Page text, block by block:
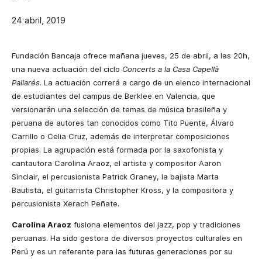
24 abril, 2019
Fundación Bancaja ofrece mañana jueves, 25 de abril, a las 20h,
una nueva actuación del ciclo Concerts a la Casa Capellà
Pallarés. La actuación correrá a cargo de un elenco internacional
de estudiantes del campus de Berklee en Valencia, que
versionarán una selección de temas de música brasileña y
peruana de autores tan conocidos como Tito Puente, Álvaro
Carrillo o Celia Cruz, además de interpretar composiciones
propias. La agrupación está formada por la saxofonista y
cantautora Carolina Araoz, el artista y compositor Aaron
Sinclair, el percusionista Patrick Graney, la bajista Marta
Bautista, el guitarrista Christopher Kross, y la compositora y
percusionista Xerach Peñate.
Carolina Araoz fusiona elementos del jazz, pop y tradiciones
peruanas. Ha sido gestora de diversos proyectos culturales en
Perú y es un referente para las futuras generaciones por su